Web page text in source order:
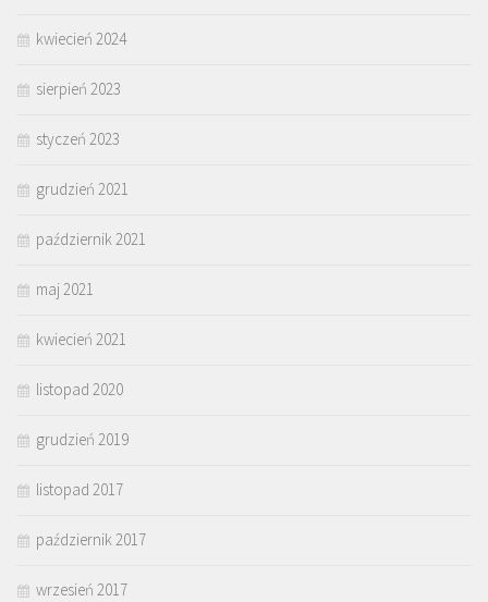
kwiecień 2024
sierpień 2023
styczeń 2023
grudzień 2021
październik 2021
maj 2021
kwiecień 2021
listopad 2020
grudzień 2019
listopad 2017
październik 2017
wrzesień 2017